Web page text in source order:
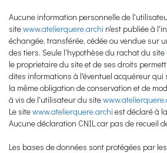
Aucune information personnelle de
sitewww.atelierquere.archi n'est publiée à
échangée, transférée, cédée ou vendue sur
des tiers. Seule l'hypothèse du rachat du site
le proprietaire du site et de ses droits
dites informations à l'éventuel acquéreur qui
la même obligation de conservation et de
à vis de l'utilisateur du site
Le sitewww.atelierquere.archi est déclaré à
Aucune déclaration CNIL car pas de recueil
Les bases de données sont protégées par